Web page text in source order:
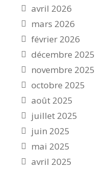
avril 2026
mars 2026
février 2026
décembre 2025
novembre 2025
octobre 2025
août 2025
juillet 2025
juin 2025
mai 2025
avril 2025